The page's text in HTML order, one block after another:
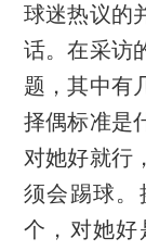
球迷热议的
话。在采访
题，其中有
择偶标准是
对她好就行
须会踢球。
个，对她好